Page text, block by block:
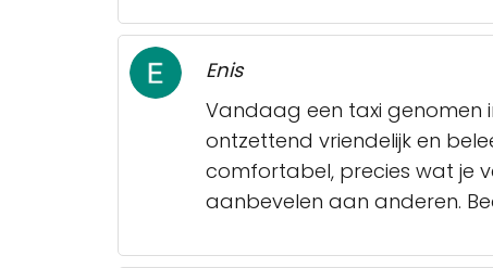
Enis
Vandaag een taxi genomen
ontzettend vriendelijk en
comfortabel, precies wat je
aanbevelen aan anderen.